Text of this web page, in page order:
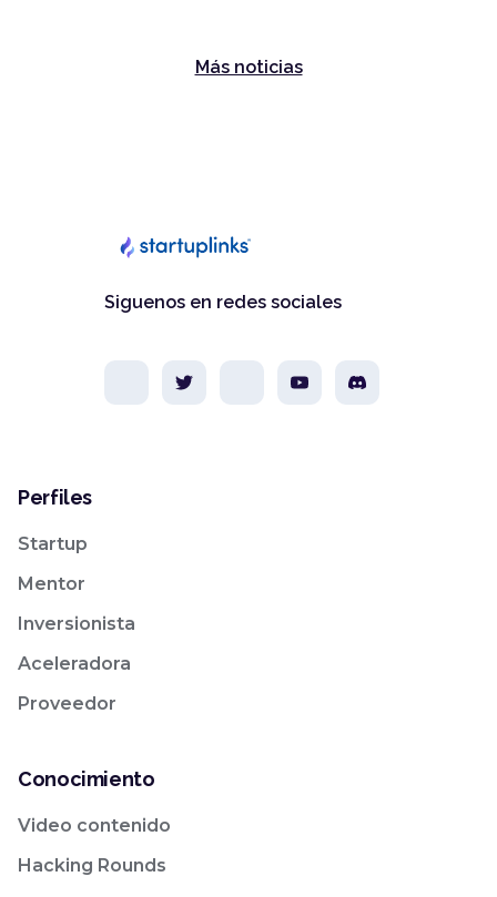
Más noticias
Siguenos en redes sociales
Perfiles
Startup
Mentor
Inversionista
Aceleradora
Proveedor
Conocimiento
Video contenido
Hacking Rounds